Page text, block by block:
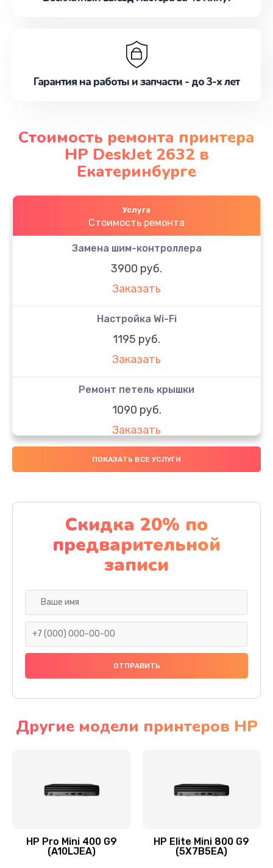
Гарантия на работы и запчасти - до 3-х лет
Стоимость ремонта принтера
HP DeskJet 2632 в
Екатеринбурге
Услуга
Стоимость ремонта
Замена шим-контроллера
3900 руб.
Заказать
Настройка Wi-Fi
1195 руб.
Заказать
Ремонт петель крышки
1090 руб.
Заказать
Замена вебкамеры
Заказать
Установка драйверов
1000 руб.
Заказать
Восстановление данных
ПОКАЗАТЬ ВСЕ УСЛУГИ
Скидка 20% по
предварительной
записи
Другие модели принтеров HP
HP Pro Mini 400 G9
(A10LJEA)
HP Elite Mini 800 G9
(5X7B5EA)